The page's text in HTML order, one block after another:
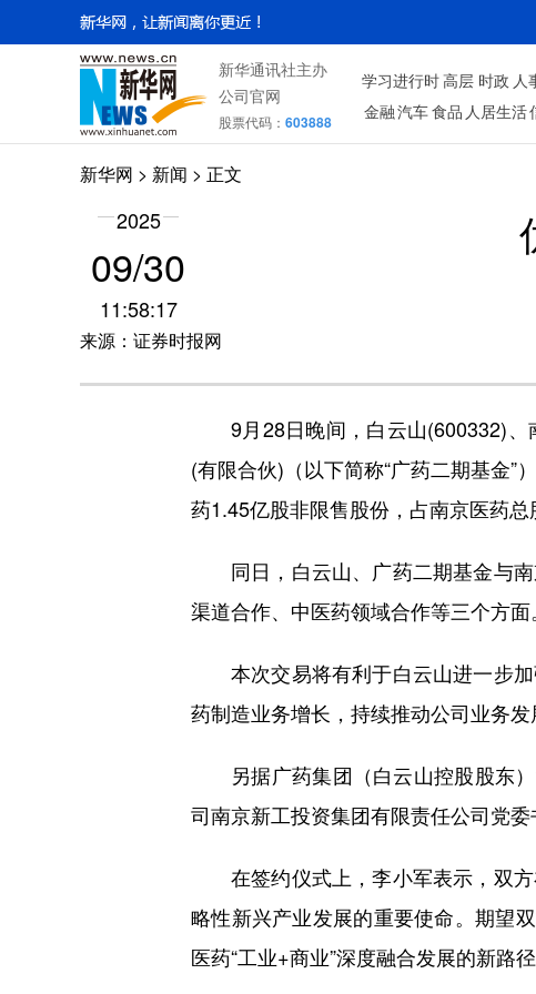
新华通讯社主办
公司官网
股票代码： 603888
学习进行时高层 时政 人
金融汽车食品 人居生活
新华网 > 新闻 > 正文
2025
09/30
11:58:17
来源：证券时报网
9月28日晚间，白云山(600332)
(有限合伙)（以下简称“广药二期基金”
药1.45亿股非限售股份，占南京医药
同日，白云山、广药二期基金与
渠道合作、中医药领域合作等三个方面。
本次交易将有利于白云山进一步
药制造业务增长，持续推动公司业务发
另据广药集团（白云山控股股东
司南京新工投资集团有限责任公司党
在签约仪式上，李小军表示，双
略性新兴产业发展的重要使命。期望
医药“工业+商业”深度融合发展的新路径